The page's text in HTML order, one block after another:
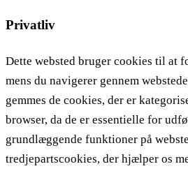
Privatliv
Dette websted bruger cookies til at
mens du navigerer gennem
gemmes de cookies, der er
browser, da de er essentielle for
grundlæggende funktioner på
tredjepartscookies, der hjælper os